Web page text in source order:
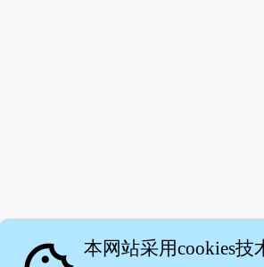
本网站采用cookies技